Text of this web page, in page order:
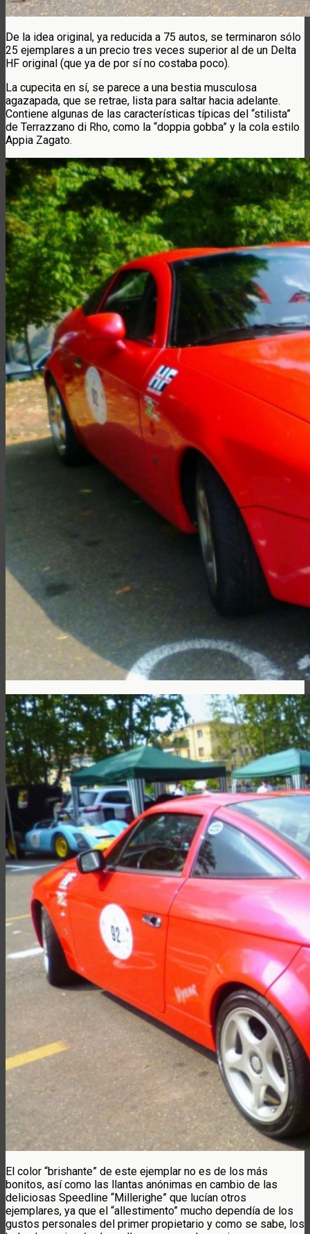
De la idea original, ya reducida a 75 autos, se terminaron sólo
25 ejemplares a un precio tres veces superior al de un Delta
HF original (que ya de por sí no costaba poco).
La cupecita en sí, se parece a una bestia musculosa
agazapada, que se retrae, lista para saltar hacia adelante.
Contiene algunas de las características típicas del “stilista”
de Terrazzano di Rho, como la “doppia gobba” y la cola estilo
Appia Zagato.
El color “brishante” de este ejemplar no es de los más
bonitos, así como las llantas anónimas en cambio de las
deliciosas Speedline “Millerighe” que lucían otros
ejemplares, ya que el “allestimento” mucho dependía de los
gustos personales del primer propietario y como se sabe, los